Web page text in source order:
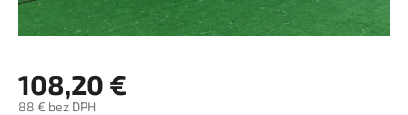
108,20 €
88 € bez DPH